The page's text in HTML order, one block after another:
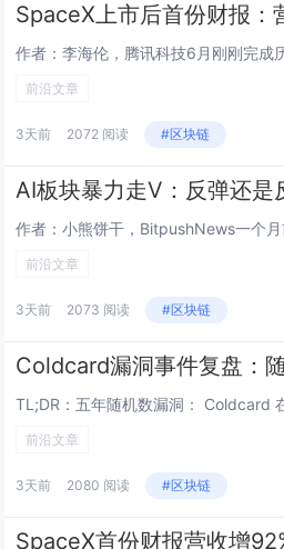
前沿文章
3天前 2072 阅读 #区块链
AI板块暴力走V：反弹还是
前沿文章
3天前 2073 阅读 #区块链
前沿文章
3天前 2080 阅读 #区块链